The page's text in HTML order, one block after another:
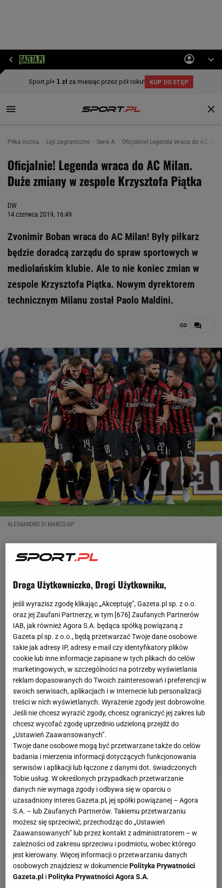
Piłka nożna Ligi zagraniczne Serie A Oficjalnie! Legenda wraca do AC
Oficjalnie! Legenda wraca do AC Milan.
Duże zmiany w zespole Krzysztofa Piątka
DW
14 czerwca 2019, 16:49
Zvonimir Boban wraca do AC Milan! Były piłkarz
będzie doradcą zarządu do spraw sportowych w
mediolańskim klubie. Ale to nie koniec zmian w
zespole Krzysztofa Piątka. Nowym dyrektorem
technicznym Milanu został Paolo Maldini.
ALESSANDRO DI MARCO/AP
AC Milannie awansował do Ligi Mistrzów i właśnie
przechodzi letnią rewolucję. Z klubu odszedł
Gennaro Gattuso, którego na stanowisku trenera
pierwszego zespołu ma zastąpićMarco Giampaolo z
Sampdorii Genua. Na oficjalne potwierdzenie tej
informacji kibice Milanu wciąż czekają, ale w piątek
Droga Użytkowniczko, Drogi Użytkowniku,
jeśli wyrazisz zgodę klikając „Akceptuję”, Gazeta.pl sp. z o.o.
oraz jej Zaufani Partnerzy, w tym [676] Zaufanych Partnerów
IAB, jak również Agora S.A. będąca spółką powiązaną z
Gazeta.pl sp. z o.o., będą przetwarzać Twoje dane osobowe
takie jak adresy IP, adresy e-mail czy identyfikatory plików
cookie lub inne informacje zapisane w tych plikach do celów
marketingowych, w szczególności na potrzeby wyświetlania
reklam dopasowanych do Twoich zainteresowań i preferencji w
swoich serwisach, aplikacjach i w Internecie lub personalizacji
treści w nich wyświetlanych. Wyrażenie zgody jest dobrowolne.
Jeśli nie chcesz wyrazić zgody, chcesz ograniczyć jej zakres lub
chcesz wycofać zgodę uprzednio udzieloną przejdź do
„Ustawień Zaawansowanych”.
Twoje dane osobowe mogą być przetwarzane także do celów
badania i mierzenia informacji dotyczących funkcjonowania
serwisów i aplikacji lub łączone z danymi dot. świadczonych
Tobie usług. W określonych przypadkach przetwarzanie
danych nie wymaga zgody i odbywa się w oparciu o
uzasadniony interes Gazeta.pl, jej spółki powiązanej – Agora
S.A. – lub Zaufanych Partnerów. Takiemu przetwarzaniu
możesz się sprzeciwić, przechodząc do „Ustawień
Zaawansowanych” lub przez kontakt z administratorem – w
zależności od zakresu sprzeciwu i podmiotu, wobec którego
jest kierowany. Więcej informacji o przetwarzaniu danych
osobowych znajdziesz w dokumenciePolityka Prywatności
Gazeta.pl iPolityka Prywatności Agora S.A.